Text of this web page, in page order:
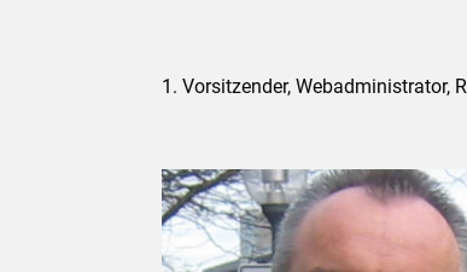
1. Vorsitzender, Webadministrator,